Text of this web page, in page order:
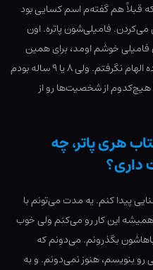
که قبلاً هم گفته‌م اسم کسایی بود
می‌کردن. فامیلی‌شون پاتره. اون
فامیلی خوشم اومد، برای همین
برداشتمش. چیز دیگه‌ای رو از اون خونواده الهام نگرفتم. ولی ۸ یا ۹ ساله بودم
هیچ‌کدوم از شخصیت‌ها رو از
هری پاتر، چه
داری؟
پیدا کنم. یه مدت می‌تونم با
این کار رو می‌کنم ولی خوب
بگذرونم. می‌دونم که
بنویسم، هنوز نمی‌دونم. و به